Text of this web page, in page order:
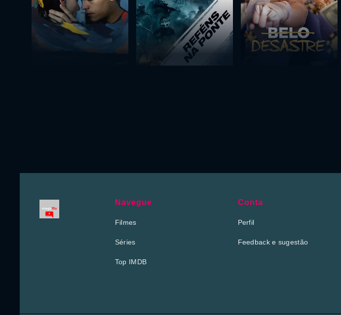
Navegue
Filmes
Séries
Top IMDB
Conta
Perfil
Feedback e sugestão